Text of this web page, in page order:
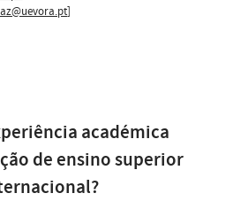
]
académica
de ensino superior